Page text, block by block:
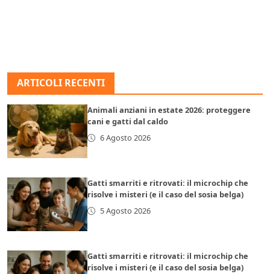
ARTICOLI RECENTI
Animali anziani in estate 2026: proteggere
cani e gatti dal caldo
6 Agosto 2026
Gatti smarriti e ritrovati: il microchip che
risolve i misteri (e il caso del sosia belga)
5 Agosto 2026
Gatti smarriti e ritrovati: il microchip che
risolve i misteri (e il caso del sosia belga)